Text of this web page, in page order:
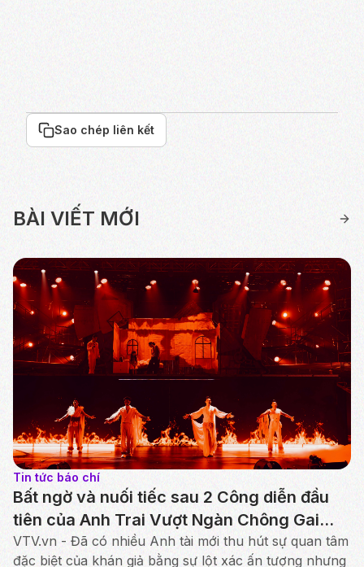
Sao chép liên kết
BÀI VIẾT MỚI
Tin tức báo chí
Bất ngờ và nuối tiếc sau 2 Công diễn đầu
tiên của Anh Trai Vượt Ngàn Chông Gai
2026
VTV.vn - Đã có nhiều Anh tài mới thu hút sự quan tâm
đặc biệt của khán giả bằng sự lột xác ấn tượng nhưng